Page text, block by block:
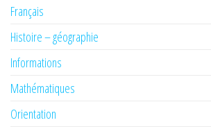
Français
Histoire – géographie
Informations
Mathématiques
Orientation